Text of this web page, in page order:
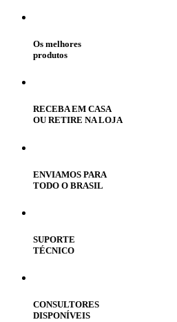
Os melhores
produtos
RECEBA EM CASA
OU RETIRE NA LOJA
ENVIAMOS PARA
TODO O BRASIL
SUPORTE
TÉCNICO
CONSULTORES
DISPONÍVEIS